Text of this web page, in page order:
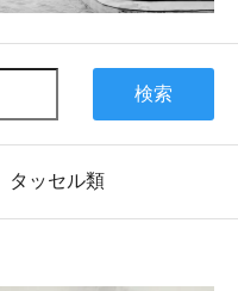
検索
タッセル類